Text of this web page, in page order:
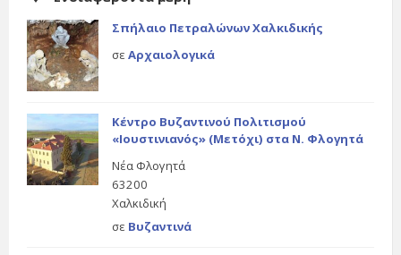
Σπήλαιο Πετραλώνων Χαλκιδικής
σε Αρχαιολογικά
Κέντρο Βυζαντινού Πολιτισμού
«Ιουστινιανός» (Μετόχι) στα Ν. Φλογητά
Νέα Φλογητά
63200
Χαλκιδική
σε Βυζαντινά